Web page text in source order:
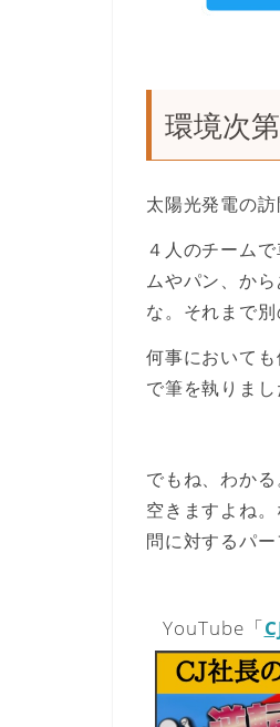
環境次
太陽光発電の
４人のチーム
ムやパン、か
な。それまで
何事において
で筆を執りま
でもね、わか
空きますよね。
問に対するパ
YouTube「